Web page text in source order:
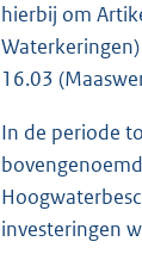
hierbij om
16.03
In de periode
investeringen